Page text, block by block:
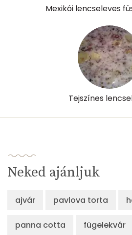
Mexikói lencseleves
Tejszínes
Neked ajánljuk
ajvár pavlova torta
panna cotta fügelekvár